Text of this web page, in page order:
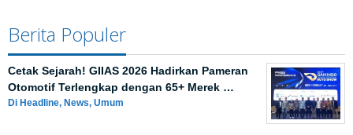
Berita Populer
Cetak Sejarah! GIIAS 2026 Hadirkan Pameran
Otomotif Terlengkap dengan 65+ Merek …
Di Headline, News, Umum